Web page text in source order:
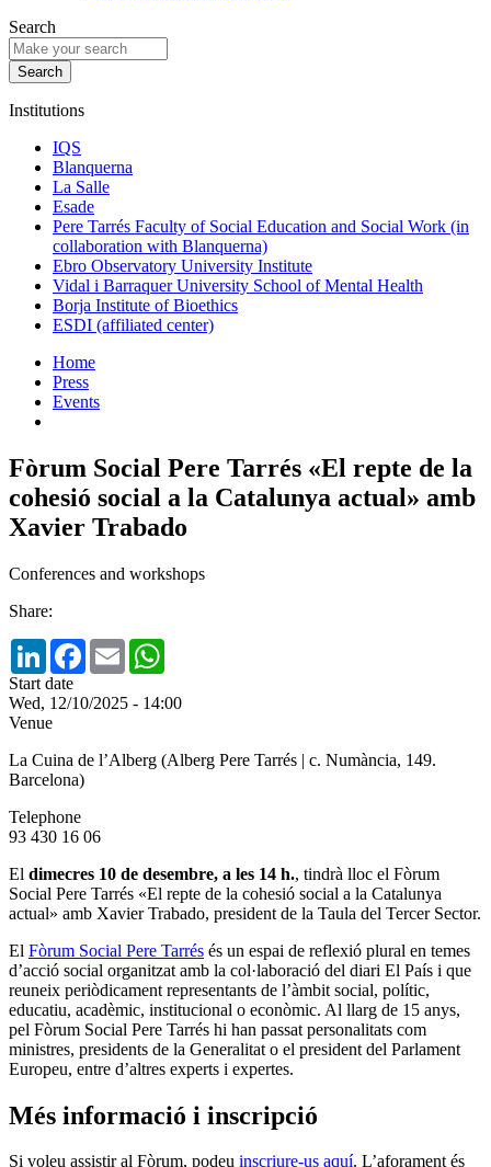
Search
Institutions
IQS
Blanquerna
La Salle
Esade
Pere Tarrés Faculty of Social Education and Social Work (in
collaboration with Blanquerna)
Ebro Observatory University Institute
Vidal i Barraquer University School of Mental Health
Borja Institute of Bioethics
ESDI (affiliated center)
Home
Press
Events
Fòrum Social Pere Tarrés «El repte de la
cohesió social a la Catalunya actual» amb
Xavier Trabado
Conferences and workshops
Share:
LinkedInFacebook
Email
Start date
Wed, 12/10/2025 - 14:00
Venue
La Cuina de l’Alberg (Alberg Pere Tarrés | c. Numància, 149.
Barcelona)
Telephone
93 430 16 06
El dimecres 10 de desembre, a les 14 h., tindrà lloc el Fòrum
Social Pere Tarrés «El repte de la cohesió social a la Catalunya
actual» amb Xavier Trabado, president de la Taula del Tercer Sector.
El Fòrum Social Pere Tarrés és un espai de reflexió plural en temes
d’acció social organitzat amb la col·laboració del diari El País i que
reuneix periòdicament representants de l’àmbit social, polític,
educatiu, acadèmic, institucional o econòmic. Al llarg de 15 anys,
pel Fòrum Social Pere Tarrés hi han passat personalitats com
ministres, presidents de la Generalitat o el president del Parlament
Europeu, entre d’altres experts i expertes.
Més informació i inscripció
Si voleu assistir al Fòrum, podeu inscriure-us aquí. L’aforament és